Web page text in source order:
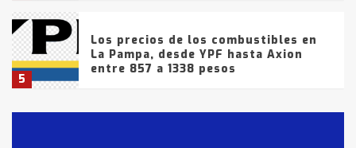
5
Los precios de los combustibles en
La Pampa, desde YPF hasta Axion
entre 857 a 1338 pesos